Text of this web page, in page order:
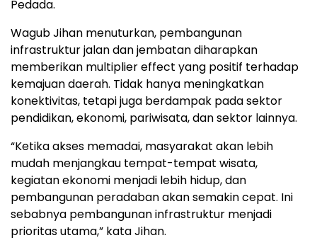
Pedada.
Wagub Jihan menuturkan, pembangunan
infrastruktur jalan dan jembatan diharapkan
memberikan multiplier effect yang positif terhadap
kemajuan daerah. Tidak hanya meningkatkan
konektivitas, tetapi juga berdampak pada sektor
pendidikan, ekonomi, pariwisata, dan sektor lainnya.
“Ketika akses memadai, masyarakat akan lebih
mudah menjangkau tempat-tempat wisata,
kegiatan ekonomi menjadi lebih hidup, dan
pembangunan peradaban akan semakin cepat. Ini
sebabnya pembangunan infrastruktur menjadi
prioritas utama,” kata Jihan.